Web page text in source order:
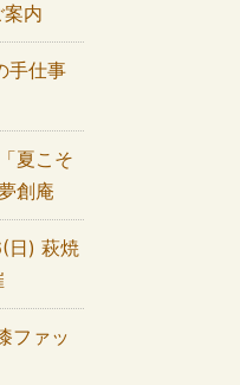
内
手仕事
夏こそ
創庵
日) 萩焼
ファッ